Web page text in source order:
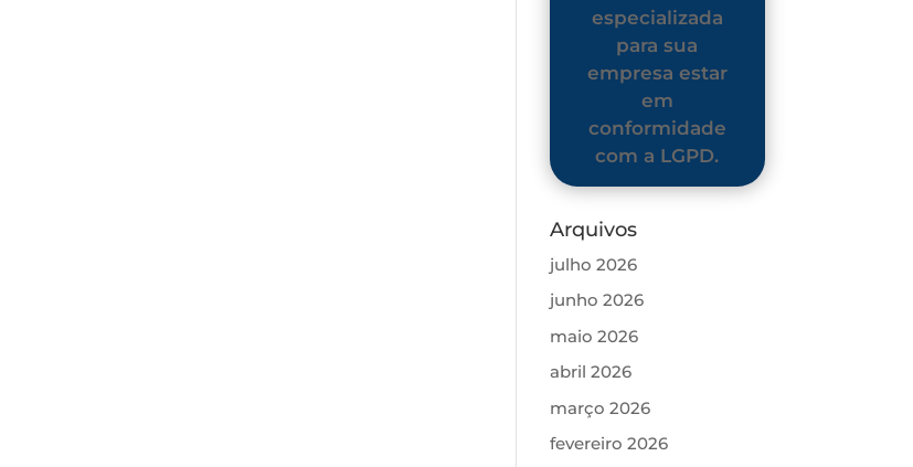
especializada
para sua
empresa estar
em
conformidade
com a LGPD.
Arquivos
julho 2026
junho 2026
maio 2026
abril 2026
março 2026
fevereiro 2026